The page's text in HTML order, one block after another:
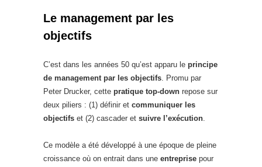
Le management par les
objectifs
C’est dans les années 50 qu’est apparu le principe
de management par les objectifs. Promu par
Peter Drucker, cette pratique top-down repose sur
deux piliers : (1) définir et communiquer les
objectifs et (2) cascader et suivre l’exécution.
Ce modèle a été développé à une époque de pleine
croissance où on entrait dans une entreprise pour